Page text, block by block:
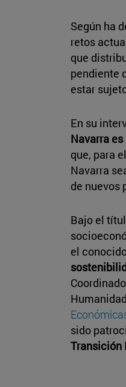
Según ha
retos
que
pendiente
estar
En su
Navarra
que, para
Navarra
de nuevos
Bajo el
el
sido
Transición